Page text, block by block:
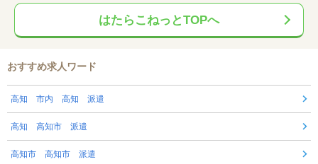
はたらこねっとTOPへ
おすすめ求人ワード
高知 市内 高知 派遣
高知 高知市 派遣
高知市 高知市 派遣